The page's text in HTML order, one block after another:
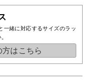
一緒に対応するサイズのラッ
はこちら